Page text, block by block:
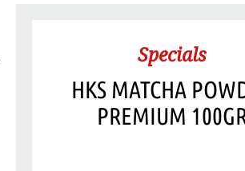
Specials
HKS MATCHA
PREMIUM